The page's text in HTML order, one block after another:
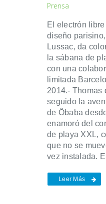
Prensa
El electrón
diseño
Lussac, da
la sábana de
con una
limitada
2014.- Thomas
seguido la
de Ôbaba
enamoró del
de playa XXL,
que no se
vez instalada.
Leer Más